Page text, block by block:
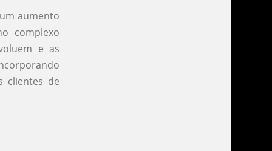
aumento
complexo
e as
clientes de